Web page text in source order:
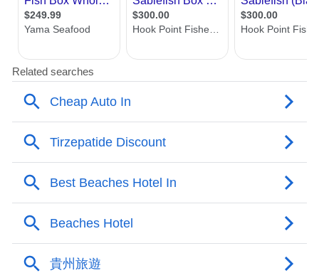
提升，使红美人上市期延迟到元旦前，精品
果比例提高到80%以上。通过该技术的应
用，象山红美人产区亩均产值达5万以上，精
品果园产值超10万元。
来源：象山发布
“特别声明：以上作品内容(包括在内的视频、图片或音
频)为凤凰网旗下自媒体平台“大风号”用户上传并发
布，本平台仅提供信息存储空间服务。
Notice: The content above (including the videos,
pictures and audios if any) is uploaded and posted
by the user of Dafeng Hao, which is a social media
platform and merely provides information storage